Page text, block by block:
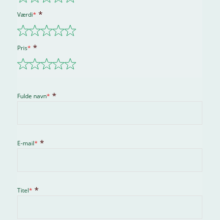
Plademål
530 x 500 mm
Værdi*
Pris*
Fulde navn*
E-mail*
Titel*